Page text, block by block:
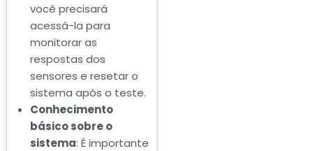
você precisará
acessá-la para
monitorar as
respostas dos
sensores e resetar o
sistema após o teste.
Conhecimento
básico sobre o
sistema: É importante